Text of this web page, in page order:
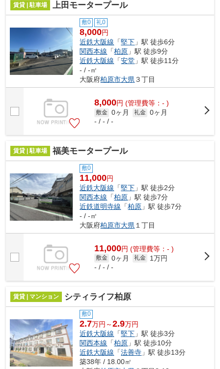
賃貸 | 駐車場 上田モータープール
敷0 礼0
8,000円
近鉄大阪線 「堅下 」駅 徒歩6分
関西本線 「柏原 」駅 徒歩9分
近鉄大阪線 「安堂 」駅 徒歩11分
- / -㎡
大阪府柏原市大県 ３丁目
8,000円 (管理費等：- )
敷金 0ヶ月 礼金 0ヶ月
- / - / -
賃貸 | 駐車場 福美モータープール
敷0
11,000円
近鉄大阪線 「堅下 」駅 徒歩2分
関西本線 「柏原 」駅 徒歩7分
近鉄道明寺線 「柏原 」駅 徒歩7分
- / -㎡
大阪府柏原市大県 １丁目
11,000円 (管理費等：- )
敷金 0ヶ月 礼金
1万円
- / - / -
賃貸 | マンション シティライフ柏原
敷0
2.7万円～2.9万円
近鉄大阪線 「堅下 」駅 徒歩3分
関西本線 「柏原 」駅 徒歩10分
近鉄大阪線 「法善寺 」駅 徒歩13分
築38年 / 18.00㎡